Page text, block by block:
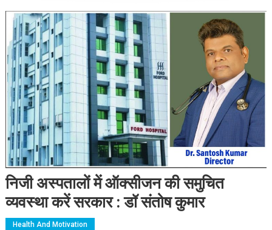
निजी अस्पतालों में ऑक्सीजन की समुचित
व्यवस्था करें सरकार : डॉ संतोष कुमार
Health And Motivation